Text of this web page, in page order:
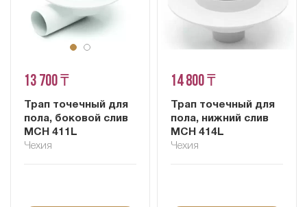
13 700 ₸
Трап точечный для
пола, боковой слив
MCH 411L
Чехия
14 800 ₸
Трап точечный для
пола, нижний слив
MCH 414L
Чехия